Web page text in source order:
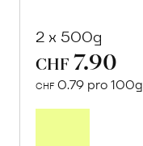
2 x 500g
CHF 7.90
CHF 0.79 pro 100g